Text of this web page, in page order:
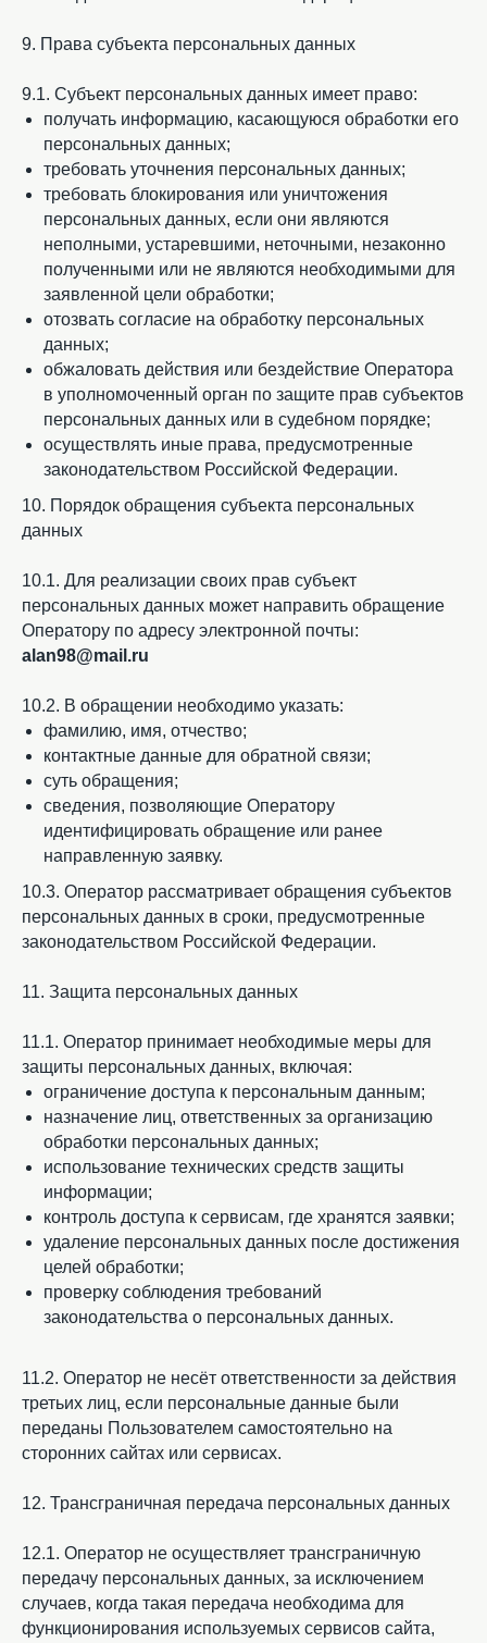
9. Права субъекта персональных данных
9.1. Субъект персональных данных имеет право:
получать информацию, касающуюся обработки его
персональных данных;
требовать уточнения персональных данных;
требовать блокирования или уничтожения
персональных данных, если они являются
неполными, устаревшими, неточными, незаконно
полученными или не являются необходимыми для
заявленной цели обработки;
отозвать согласие на обработку персональных
данных;
обжаловать действия или бездействие Оператора
в уполномоченный орган по защите прав субъектов
персональных данных или в судебном порядке;
осуществлять иные права, предусмотренные
законодательством Российской Федерации.
10. Порядок обращения субъекта персональных
данных
10.1. Для реализации своих прав субъект
персональных данных может направить обращение
Оператору по адресу электронной почты:
alan98@mail.ru
10.2. В обращении необходимо указать:
фамилию, имя, отчество;
контактные данные для обратной связи;
суть обращения;
сведения, позволяющие Оператору
идентифицировать обращение или ранее
направленную заявку.
10.3. Оператор рассматривает обращения субъектов
персональных данных в сроки, предусмотренные
законодательством Российской Федерации.
11. Защита персональных данных
11.1. Оператор принимает необходимые меры для
защиты персональных данных, включая:
ограничение доступа к персональным данным;
назначение лиц, ответственных за организацию
обработки персональных данных;
использование технических средств защиты
информации;
контроль доступа к сервисам, где хранятся заявки;
удаление персональных данных после достижения
целей обработки;
проверку соблюдения требований
законодательства о персональных данных.
11.2. Оператор не несёт ответственности за действия
третьих лиц, если персональные данные были
переданы Пользователем самостоятельно на
сторонних сайтах или сервисах.
12. Трансграничная передача персональных данных
12.1. Оператор не осуществляет трансграничную
передачу персональных данных, за исключением
случаев, когда такая передача необходима для
функционирования используемых сервисов сайта,